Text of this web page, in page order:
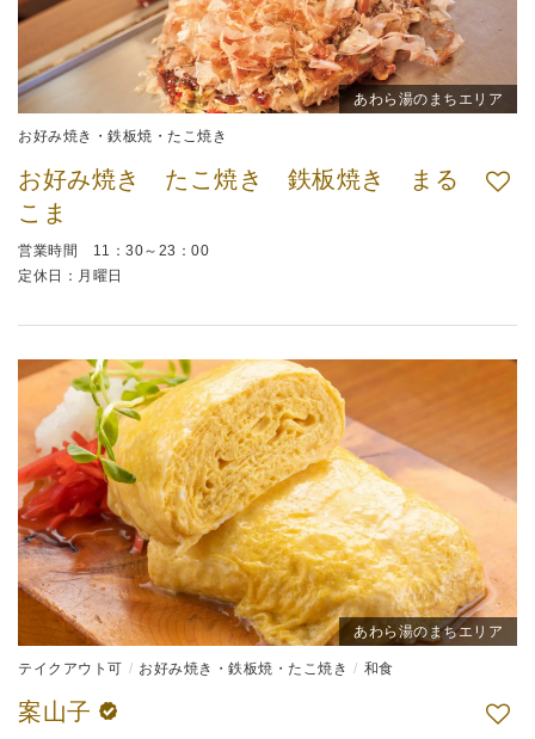
あわら湯のまちエリア
お好み焼き・鉄板焼・たこ焼き
お好み焼き たこ焼き 鉄板焼き まる
こま
営業時間 11：30～23：00
定休日：月曜日
あわら湯のまちエリア
テイクアウト可 お好み焼き・鉄板焼・たこ焼き 和食
案山子